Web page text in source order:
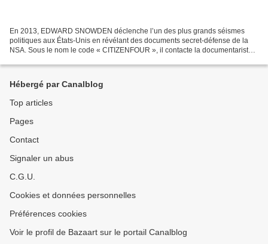
En 2013, EDWARD SNOWDEN déclenche l’un des plus grands séismes
politiques aux États-Unis en révélant des documents secret-défense de la
NSA. Sous le nom le code « CITIZENFOUR », il contacte la documentariste
Hébergé par Canalblog
Top articles
Pages
Contact
Signaler un abus
C.G.U.
Cookies et données personnelles
Préférences cookies
Voir le profil de Bazaart sur le portail Canalblog